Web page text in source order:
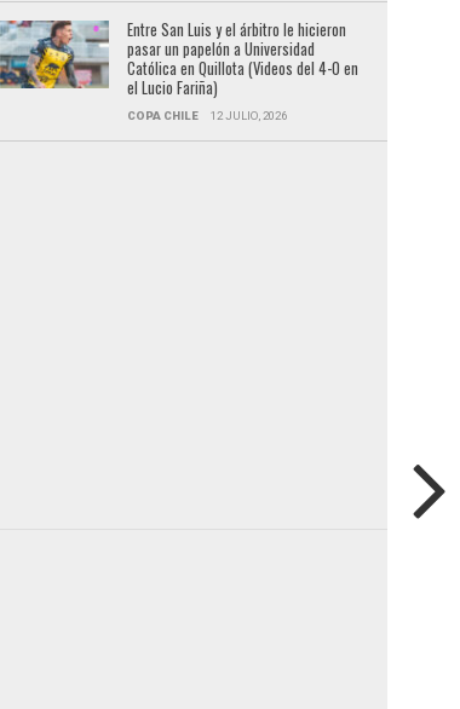
Entre San Luis y el árbitro le hicieron
pasar un papelón a Universidad
Católica en Quillota (Videos del 4-0 en
el Lucio Fariña)
COPA CHILE 12 JULIO, 2026